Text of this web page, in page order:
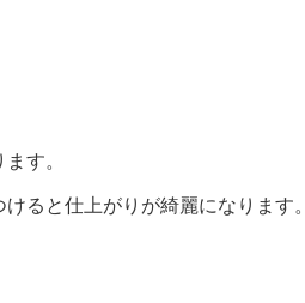
す。
ると仕上がりが綺麗になります。